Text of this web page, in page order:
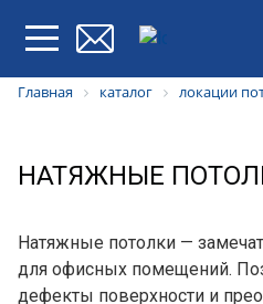
Главная каталог локации
НАТЯЖНЫЕ
Натяжные потолки —
для офисных помещений.
дефекты поверхности и